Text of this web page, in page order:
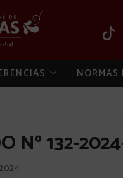
Nº 132-